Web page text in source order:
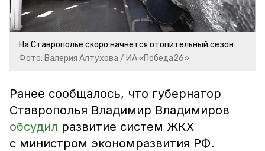
На Ставрополье скоро начнётся отопительный сезон
Фото: Валерия Алтухова / ИА «Победа26»
Ранее сообщалось, что губернатор
Ставрополья Владимир Владимиров
обсудил развитие систем ЖКХ
с министром экономразвития РФ.